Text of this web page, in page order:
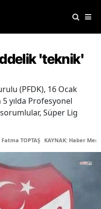
'teknik'
(PFDK), 16 Ocak
yılda Profesyonel
Süper Lig
Fatma TOPTAŞ KAYNAK: Haber